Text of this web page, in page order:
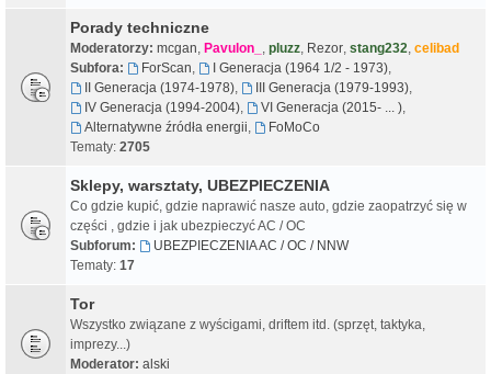
Porady techniczne
Moderatorzy: mcgan, Pavulon_ , pluzz, Rezor, stang232, celibad
Subfora:
ForScan, I Generacja (1964 1/2 - 1973),
II Generacja (1974-1978), III Generacja (1979-1993),
IV Generacja (1994-2004), VI Generacja (2015- ... ),
Alternatywne źródła energii,
FoMoCo
Tematy: 2705
Sklepy, warsztaty, UBEZPIECZENIA
Co gdzie kupić, gdzie naprawić nasze auto, gdzie zaopatrzyć się w
części , gdzie i jak ubezpieczyć AC / OC
Subforum:
UBEZPIECZENIA AC / OC / NNW
Tematy: 17
Tor
Wszystko związane z wyścigami, driftem itd. (sprzęt, taktyka,
imprezy...)
Moderator: alski